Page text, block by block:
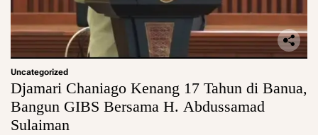
Uncategorized
Djamari Chaniago Kenang 17 Tahun di Banua,
Bangun GIBS Bersama H. Abdussamad
Sulaiman